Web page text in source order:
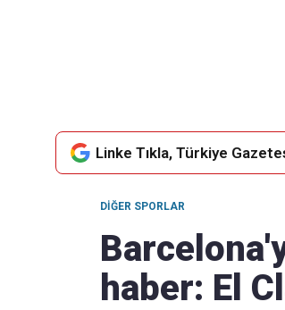
Linke Tıkla, Türkiye
DIĞER SPORLAR
haber: El